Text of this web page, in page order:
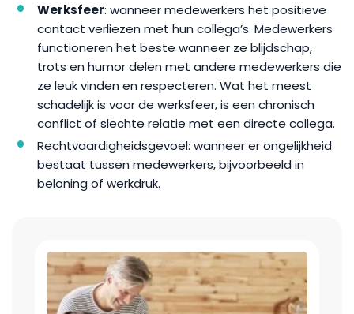
Werksfeer: wanneer medewerkers het positieve
contact verliezen met hun collega’s. Medewerkers
functioneren het beste wanneer ze blijdschap,
trots en humor delen met andere medewerkers die
ze leuk vinden en respecteren. Wat het meest
schadelijk is voor de werksfeer, is een chronisch
conflict of slechte relatie met een directe collega.
Rechtvaardigheidsgevoel: wanneer er ongelijkheid
bestaat tussen medewerkers, bijvoorbeeld in
beloning of werkdruk.